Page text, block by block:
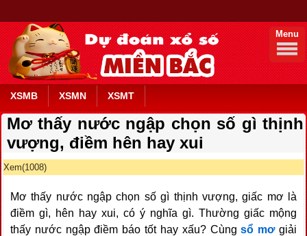
Menu
XSMB XSMN XSMT
Mơ thấy nước ngập chọn số gì thịnh
vượng, điềm hên hay xui
Xem(1008)
Mơ thấy nước ngập chọn số gì thịnh vượng, giấc mơ là
điềm gì, hên hay xui, có ý nghĩa gì. Thường giấc mộng
thấy nước ngập điềm báo tốt hay xấu? Cùngsổ mơgiải